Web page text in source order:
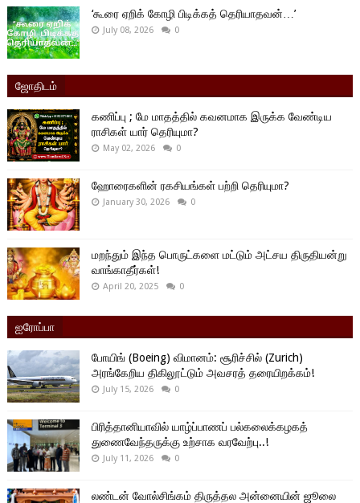
‘கூரை ஏறிக் கோழி பிடிக்கத் தெரியாதவன்…’
July 08, 2026 0
ஜோதிடம்
கணிப்பு ; மே மாதத்தில் கவனமாக இருக்க வேண்டிய
ராசிகள் யார் தெரியுமா?
May 02, 2026 0
ஹோரைகளின் ரகசியங்கள் பற்றி தெரியுமா?
January 30, 2026 0
மறந்தும் இந்த பொருட்களை மட்டும் அட்சய திருதியன்று
வாங்காதீர்கள்!
April 20, 2025 0
ஐரோப்பா
போயிங் (Boeing) விமானம்: சூரிச்சில் (Zurich)
அரங்கேறிய திகிலூட்டும் அவசரத் தரையிறக்கம்!
July 15, 2026 0
பிரித்தானியாவில் யாழ்ப்பாணப் பல்கலைக்கழகத்
துணைவேந்தருக்கு உற்சாக வரவேற்பு..!
July 11, 2026 0
லண்டன் வோல்சிங்கம் திருத்தல அன்னையின் ஜூலை